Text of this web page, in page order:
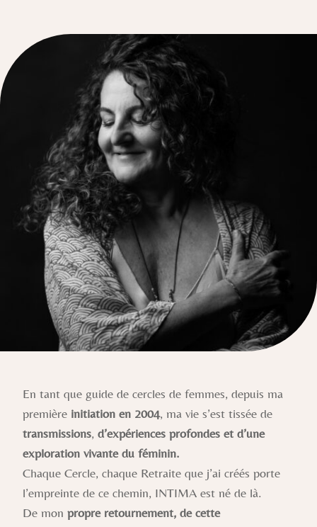
En tant que guide de cercles de femmes, depuis ma
première initiation en 2004, ma vie s’est tissée de
transmissions, d’expériences profondes et d’une
exploration vivante du féminin.
Chaque Cercle, chaque Retraite que j’ai créés porte
l’empreinte de ce chemin, INTIMA est né de là.
De mon propre retournement, de cette